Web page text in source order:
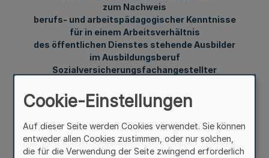
zum Nachweis
berufs- und arbeitspädagogischer Kenntnisse
für in einem Arbeitsverhältnis
des öffentlichen Dienstes stehende Ausbilder
im Ausbildungsberuf
Sozialversicherungsfachangestellter
Vom 28. August 1997
Cookie-Einstellungen
Auf dieser Seite werden Cookies verwendet. Sie können
entweder allen Cookies zustimmen, oder nur solchen,
die für die Verwendung der Seite zwingend erforderlich